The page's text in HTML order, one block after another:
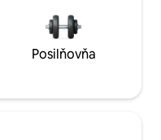
Posilňovňa